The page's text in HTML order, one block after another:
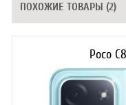
ПОХОЖИЕ ТОВАРЫ (2)
Poco